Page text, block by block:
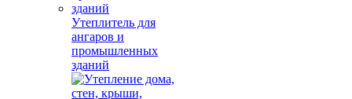
Утеплитель для
ангаров и
промышленных
зданий